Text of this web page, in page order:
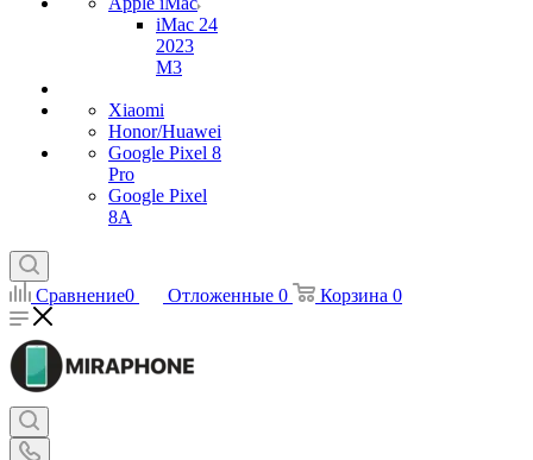
iMac 24
2023
M3
Xiaomi
Honor/Huawei
Google Pixel 8
Pro
Google Pixel
8A
Сравнение0 Отложенные 0 Корзина 0